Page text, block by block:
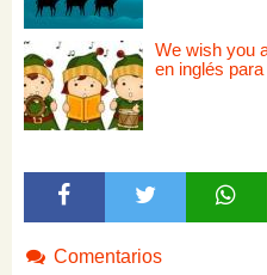
We wish you
en inglés para
Comentarios